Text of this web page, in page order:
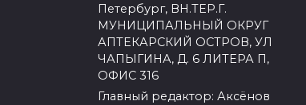
Петербург, ВН.ТЕР.Г.
МУНИЦИПАЛЬНЫЙ ОКРУГ
АПТЕКАРСКИЙ ОСТРОВ, УЛ
ЧАПЫГИНА, Д. 6 ЛИТЕРА П,
ОФИС 316
Главный редактор: Аксёнов